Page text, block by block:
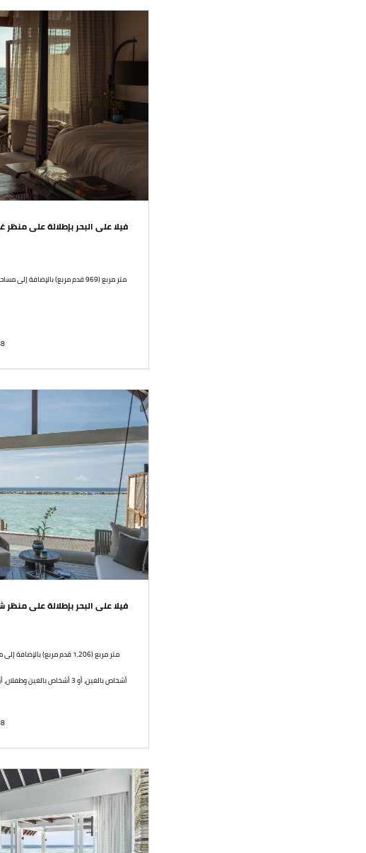
فيلا على البحر بإطلالة على
90 متر مربع (969 قدم مربع) بالإضافة إلى مساحة خارجية قدرُها 183 متر مربع (1,970 قدم مربع)
فيلا على البحر بإطلالة على
4 أشخاص بالغين، أو 3 أشخاص بالغين وطفلان، أو شخصان بالغان و3 أطفال، أو شخص بالغ و4 أطفال